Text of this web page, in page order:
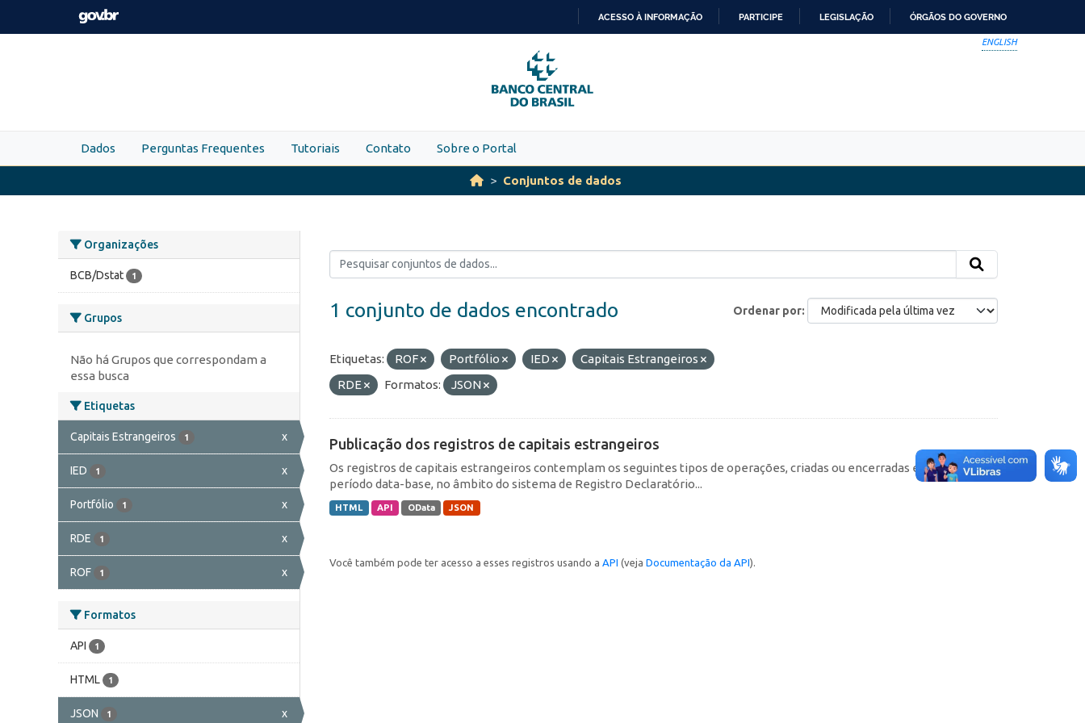
Skip to main content
PARA
O
CONTEÚDO
ACESSO À INFORMAÇÃO PARTICIPE LEGISLAÇÃO ÓRGÃOS DO GOVERNO
ENGLISH
Dados Perguntas Frequentes Tutoriais Contato Sobre o Portal
Conjuntos de dados
Organizações
BCB/Dstat 1
Grupos
Não há Grupos que correspondam a
essa busca
Etiquetas
Capitais Estrangeiros 1 x
IED 1 x
Portfólio 1 x
RDE 1 x
ROF 1 x
Formatos
API 1
HTML 1
JSON 1 x
Ordenar por
1 conjunto de dados encontrado
Etiquetas: ROF Portfólio IED
Capitais Estrangeiros
RDE
Formatos: JSON
Publicação dos registros de capitais estrangeiros
Os registros de capitais estrangeiros contemplam os seguintes tipos de operações, criadas ou encerradas em cada
período data-base, no âmbito do sistema de Registro Declaratório...
HTML API OData JSON
Você também pode ter acesso a esses registros usando a API (veja Documentação da API).